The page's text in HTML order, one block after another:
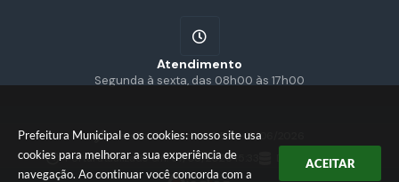
Prefeitura Municipal e os cookies: nosso site usa
cookies para melhorar a sua experiência de
navegação. Ao continuar você concorda com a
ACEITAR
Atendimento
Segunda à sexta, das 08h00 às 17h00
Versão do Sistema:3.5.3 - 19/06/2026
Portal atualizado em:07/08/2026 15:33 Dados Abertos